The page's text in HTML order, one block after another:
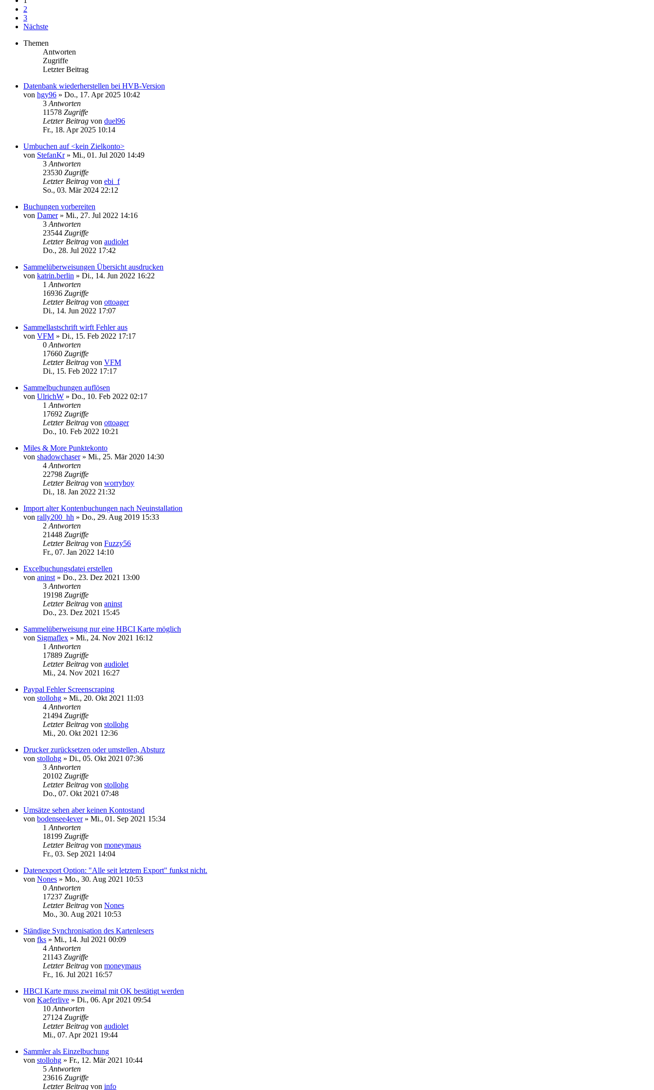
2
3
Nächste
Themen
Antworten
Zugriffe
Letzter Beitrag
Datenbank wiederherstellen bei HVB-Version
von hgy96 » Do., 17. Apr 2025 10:42
3 Antworten
11578 Zugriffe
Letzter Beitrag von duel96
Fr., 18. Apr 2025 10:14
Umbuchen auf <kein Zielkonto>
von StefanKr» Mi., 01. Jul 2020 14:49
3 Antworten
23530 Zugriffe
Letzter Beitrag von ebi_f
So., 03. Mär 2024 22:12
Buchungen vorbereiten
von Damer» Mi., 27. Jul 2022 14:16
3 Antworten
23544 Zugriffe
Letzter Beitrag von audiolet
Do., 28. Jul 2022 17:42
Sammelüberweisungen Übersicht ausdrucken
von katrin.berlin » Di., 14. Jun 2022 16:22
1 Antworten
16936 Zugriffe
Letzter Beitrag von ottoager
Di., 14. Jun 2022 17:07
Sammellastschrift wirft Fehler aus
von VFM » Di., 15. Feb 2022 17:17
0 Antworten
17660 Zugriffe
Letzter Beitrag von VFM
Di., 15. Feb 2022 17:17
Sammelbuchungen auflösen
von UlrichW » Do., 10. Feb 2022 02:17
1 Antworten
17692 Zugriffe
Letzter Beitrag von ottoager
Do., 10. Feb 2022 10:21
Miles & More Punktekonto
von shadowchaser» Mi., 25. Mär 2020 14:30
4 Antworten
22798 Zugriffe
Letzter Beitrag von worryboy
Di., 18. Jan 2022 21:32
Import alter Kontenbuchungen nach Neuinstallation
von rally200_hh » Do., 29. Aug 2019 15:33
2 Antworten
21448 Zugriffe
Letzter Beitrag von Fuzzy56
Fr., 07. Jan 2022 14:10
Excelbuchungsdatei erstellen
von aninst » Do., 23. Dez 2021 13:00
3 Antworten
19198 Zugriffe
Letzter Beitrag von aninst
Do., 23. Dez 2021 15:45
Sammelüberweisung nur eine HBCI Karte möglich
von Sigmaflex » Mi., 24. Nov 2021 16:12
1 Antworten
17889 Zugriffe
Letzter Beitrag von audiolet
Mi., 24. Nov 2021 16:27
Paypal Fehler Screenscraping
von stollohg » Mi., 20. Okt 2021 11:03
4 Antworten
21494 Zugriffe
Letzter Beitrag von stollohg
Mi., 20. Okt 2021 12:36
Drucker zurücksetzen oder umstellen, Absturz
von stollohg » Di., 05. Okt 2021 07:36
3 Antworten
20102 Zugriffe
Letzter Beitrag von stollohg
Do., 07. Okt 2021 07:48
Umsätze sehen aber keinen Kontostand
von bodensee4ever» Mi., 01. Sep 2021 15:34
1 Antworten
18199 Zugriffe
Letzter Beitrag von moneymaus
Fr., 03. Sep 2021 14:04
Datenexport Option: "Alle seit letztem Export" funkst nicht.
von Nones » Mo., 30. Aug 2021 10:53
0 Antworten
17237 Zugriffe
Letzter Beitrag von Nones
Mo., 30. Aug 2021 10:53
Ständige Synchronisation des Kartenlesers
von fks » Mi., 14. Jul 2021 00:09
4 Antworten
21143 Zugriffe
Letzter Beitrag von moneymaus
Fr., 16. Jul 2021 16:57
HBCI Karte muss zweimal mit OK bestätigt werden
von Kaeferlive » Di., 06. Apr 2021 09:54
10 Antworten
27124 Zugriffe
Letzter Beitrag von audiolet
Mi., 07. Apr 2021 19:44
Sammler als Einzelbuchung
von stollohg » Fr., 12. Mär 2021 10:44
5 Antworten
23616 Zugriffe
Letzter Beitrag von info